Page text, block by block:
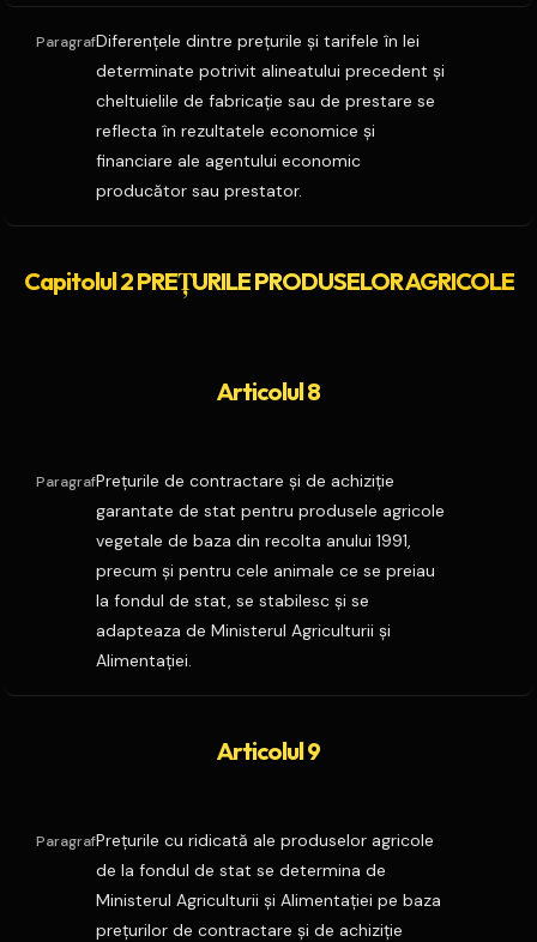
ParagrafDiferenţele dintre preţurile şi tarifele în lei
determinate potrivit alineatului precedent şi
cheltuielile de fabricaţie sau de prestare se
reflecta în rezultatele economice şi
financiare ale agentului economic
producător sau prestator.
Capitolul 2 PREŢURILE PRODUSELOR AGRICOLE
Articolul 8
ParagrafPreţurile de contractare şi de achiziţie
garantate de stat pentru produsele agricole
vegetale de baza din recolta anului 1991,
precum şi pentru cele animale ce se preiau
la fondul de stat, se stabilesc şi se
adapteaza de Ministerul Agriculturii şi
Alimentaţiei.
Articolul 9
ParagrafPreţurile cu ridicată ale produselor agricole
de la fondul de stat se determina de
Ministerul Agriculturii şi Alimentaţiei pe baza
preţurilor de contractare şi de achiziţie